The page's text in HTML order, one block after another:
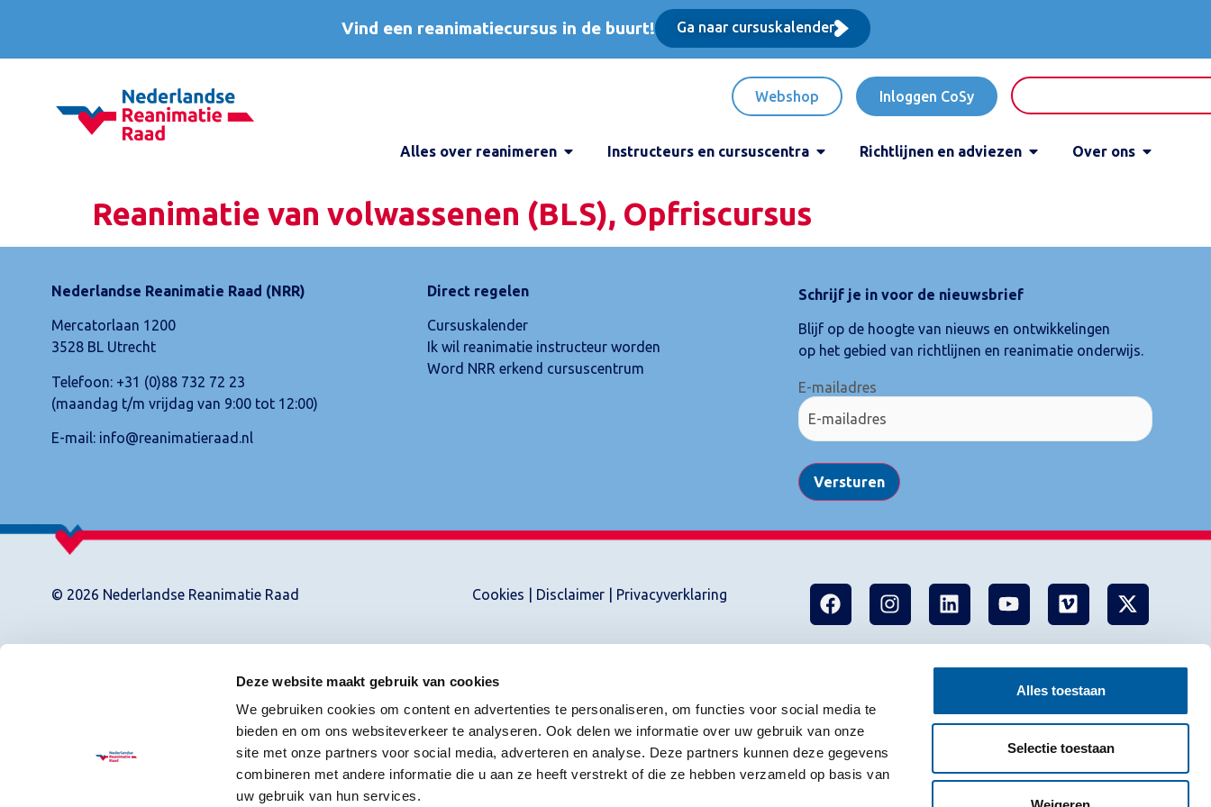
Deze website maakt gebruik van cookies
We gebruiken cookies om content en advertenties te personaliseren, om functies voor social media te
bieden en om ons websiteverkeer te analyseren. Ook delen we informatie over uw gebruik van onze
site met onze partners voor social media, adverteren en analyse. Deze partners kunnen deze gegevens
combineren met andere informatie die u aan ze heeft verstrekt of die ze hebben verzameld op basis van
uw gebruik van hun services.
Alles toestaan
Selectie toestaan
Vind een reanimatiecursus in de buurt! Ga naar cursuskalender
Webshop Inloggen CoSy
Alles over reanimeren Instructeurs en cursuscentra Richtlijnen en adviezen Over ons
Reanimatie van volwassenen (BLS), Opfriscursus
Nederlandse Reanimatie Raad (NRR)
Mercatorlaan 1200
3528 BL Utrecht
Telefoon: +31 (0)88 732 72 23
(maandag t/m vrijdag van 9:00 tot 12:00)
E-mail: info@reanimatieraad.nl
Direct regelen
Cursuskalender
Ik wil reanimatie instructeur worden
Word NRR erkend cursuscentrum
Schrijf je in voor de nieuwsbrief
Blijf op de hoogte van nieuws en ontwikkelingen
op het gebied van richtlijnen en reanimatie onderwijs.
E-mailadres
Versturen
© 2026 Nederlandse Reanimatie Raad Cookies Disclaimer Privacyverklaring